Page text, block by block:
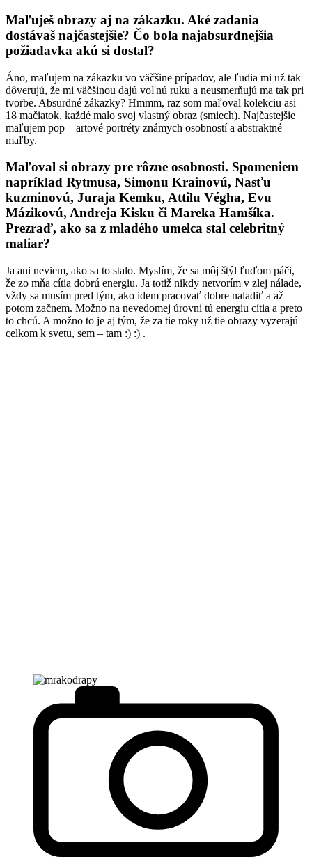
Maľuješ obrazy aj na zákazku. Aké zadania
dostávaš najčastejšie? Čo bola najabsurdnejšia
požiadavka akú si dostal?
Áno, maľujem na zákazku vo väčšine prípadov, ale ľudia mi už tak
dôverujú, že mi väčšinou dajú voľnú ruku a neusmerňujú ma tak pri
tvorbe. Absurdné zákazky? Hmmm, raz som maľoval kolekciu asi
18 mačiatok, každé malo svoj vlastný obraz (smiech). Najčastejšie
maľujem pop – artové portréty známych osobností a abstraktné
maľby.
Maľoval si obrazy pre rôzne osobnosti. Spomeniem
napríklad Rytmusa, Simonu Krainovú, Nasťu
kuzminovú, Juraja Kemku, Attilu Végha, Evu
Mázikovú, Andreja Kisku či Mareka Hamšíka.
Prezraď, ako sa z mladého umelca stal celebritný
maliar?
Ja ani neviem, ako sa to stalo. Myslím, že sa môj štýl ľuďom páči,
že zo mňa cítia dobrú energiu. Ja totiž nikdy netvorím v zlej nálade,
vždy sa musím pred tým, ako idem pracovať dobre naladiť a až
potom začnem. Možno na nevedomej úrovni tú energiu cítia a preto
to chcú. A možno to je aj tým, že za tie roky už tie obrazy vyzerajú
celkom k svetu, sem – tam :) :) .